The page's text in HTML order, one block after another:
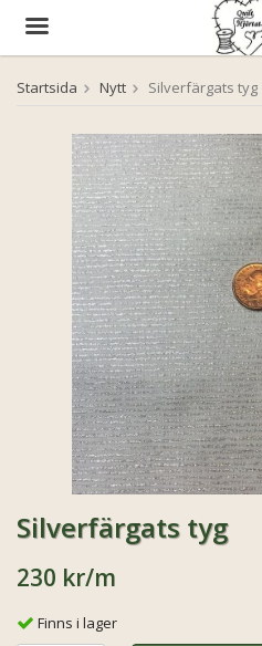
Produkten har blivit
Startsida Nytt Silverfärgats tyg
Silverfärgats tyg
230 kr/m
Finns i lager